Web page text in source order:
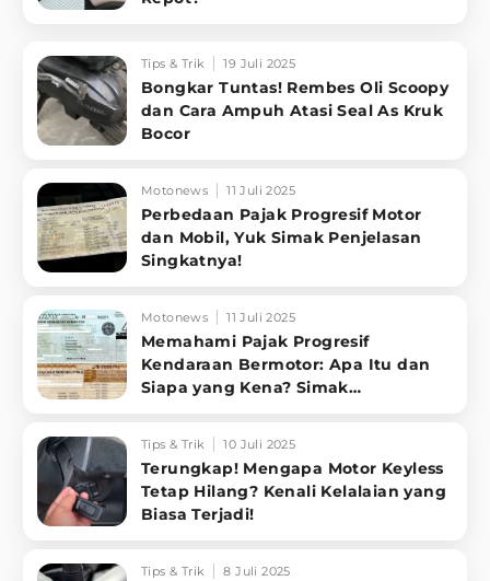
Tips & Trik 19 Juli 2025
Bongkar Tuntas! Rembes Oli Scoopy
dan Cara Ampuh Atasi Seal As Kruk
Bocor
Motonews 11 Juli 2025
Perbedaan Pajak Progresif Motor
dan Mobil, Yuk Simak Penjelasan
Singkatnya!
Motonews 11 Juli 2025
Memahami Pajak Progresif
Kendaraan Bermotor: Apa Itu dan
Siapa yang Kena? Simak
Tips & Trik 10 Juli 2025
Terungkap! Mengapa Motor Keyless
Tetap Hilang? Kenali Kelalaian yang
Biasa Terjadi!
Tips & Trik 8 Juli 2025